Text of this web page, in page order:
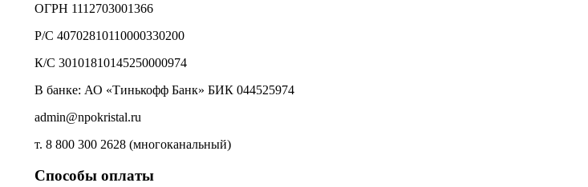
ОГРН 1112703001366
Р/С 40702810110000330200
К/С 30101810145250000974
В банке: АО «Тинькофф Банк» БИК 044525974
admin@npokristal.ru
т. 8 800 300 2628 (многоканальный)
Способы оплаты